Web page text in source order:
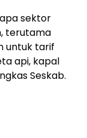
sektor
terutama
untuk tarif
api, kapal
Seskab.